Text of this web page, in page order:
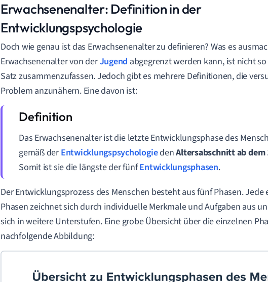
Erwachsenenalter: Definition in der
Entwicklungspsychologie
Doch wie genau ist das Erwachsenenalter zu definieren? Was es
Erwachsenenalter von derJugend abgegrenzt werden kann, ist nicht
Satz zusammenzufassen. Jedoch gibt es mehrere Definitionen, die
Problem anzunähern. Eine davon ist:
Das Erwachsenenalter ist die letzte Entwicklungsphase des
gemäß derEntwicklungspsychologiedenAltersabschnitt ab dem
Somit ist sie die längste der fünfEntwicklungsphasen.
Der Entwicklungsprozess des Menschen besteht aus fünf Phasen. Jede
Phasen zeichnet sich durch individuelle Merkmale und Aufgaben aus
sich in weitere Unterstufen. Eine grobe Übersicht über die einzelnen
nachfolgende Abbildung: